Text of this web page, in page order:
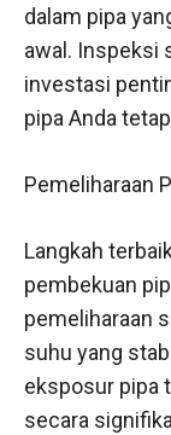
dalam pipa
awal. Inspeksi
investasi
pipa Anda
Pemeliharaan
Langkah
pembekuan
pemeliharaan
suhu yang
eksposur pipa
secara